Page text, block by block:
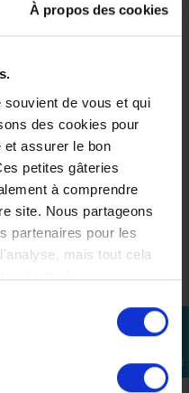
À propos des cookies
de vous et qui
des cookies pour
et assurer le bon
petites gâteries
à comprendre
site. Nous partageons
partenaires pour les
mais tout cela
géniale !
perm_identity
connecter